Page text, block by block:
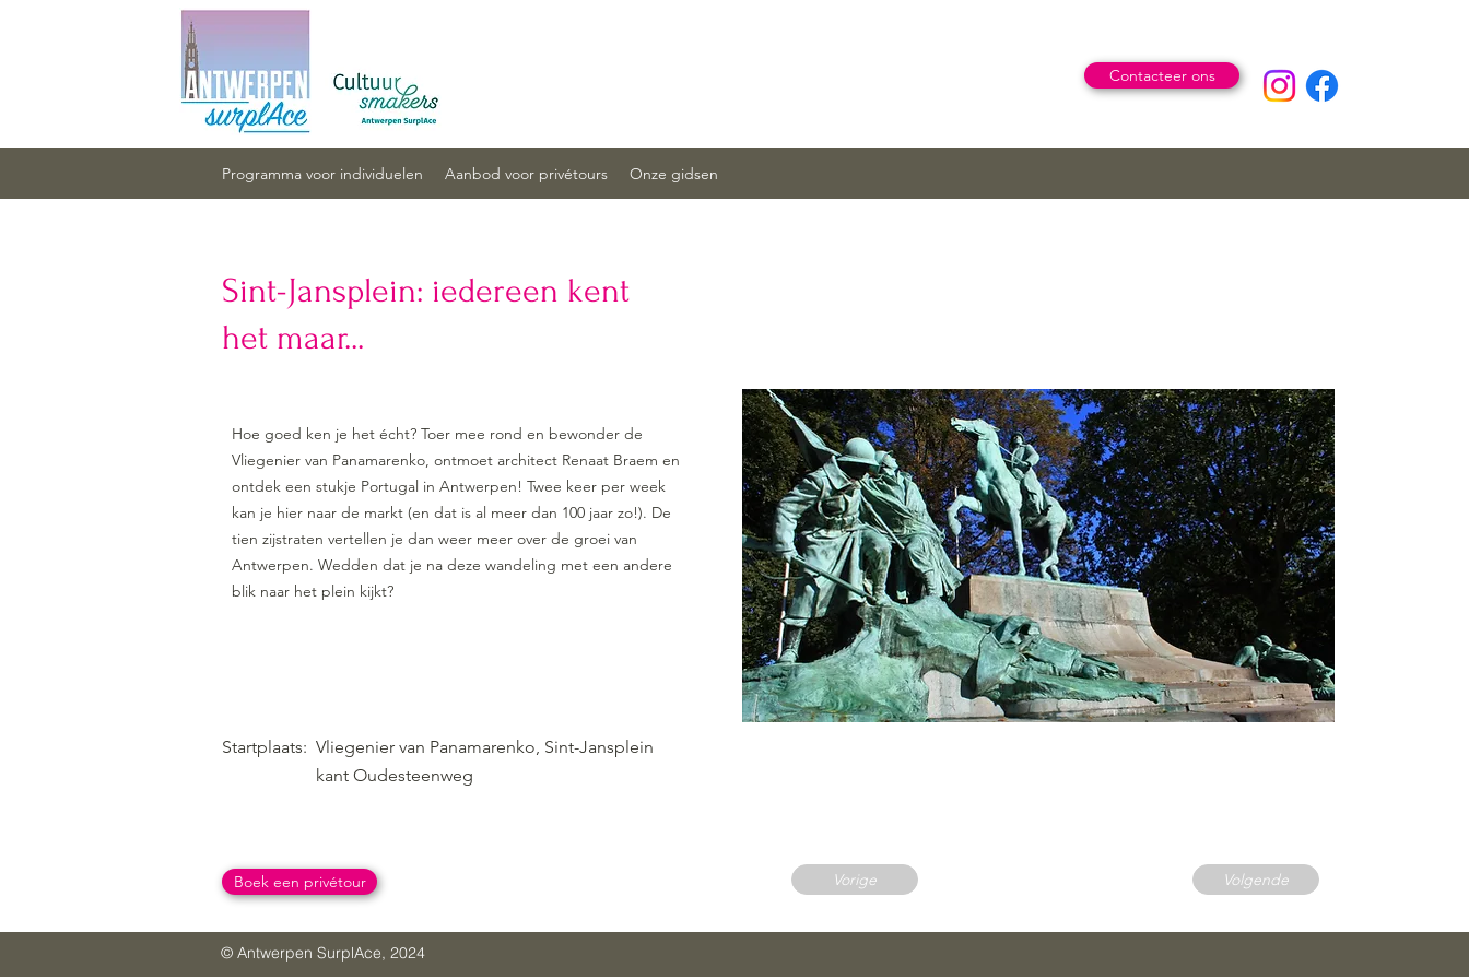
Contacteer ons
Programma voor individuelen Aanbod voor privétours Onze gidsen
Sint-Jansplein: iedereen kent
het maar...
Hoe goed ken je het écht? Toer mee rond en bewonder de
Vliegenier van Panamarenko, ontmoet architect Renaat Braem en
ontdek een stukje Portugal in Antwerpen! Twee keer per week
kan je hier naar de markt (en dat is al meer dan 100 jaar zo!). De
tien zijstraten vertellen je dan weer meer over de groei van
Antwerpen. Wedden dat je na deze wandeling met een andere
blik naar het plein kijkt?
Startplaats: Vliegenier van Panamarenko, Sint-Jansplein
kant Oudesteenweg
Vorige Volgende
Boek een privétour
© Antwerpen SurplAce, 2024